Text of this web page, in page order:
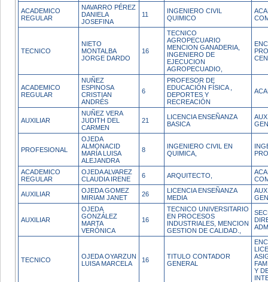
ACADEMICO
REGULAR
NAVARRO PÉREZ
DANIELA
JOSEFINA
11
INGENIERO CIVIL
QUIMICO
TECNICO
NIETO
MONTALBA
JORGE DARDO
16
TECNICO
AGROPECUARIO
MENCION GANADERIA,
INGENIERO DE
EJECUCION
AGROPECUADIO,
ACADEMICO
REGULAR
NUÑEZ
ESPINOSA
CRISTIAN
ANDRÉS
6
PROFESOR DE
EDUCACIÓN FÍSICA ,
DEPORTES Y
RECREACIÓN
AUXILIAR
NUÑEZ VERA
JUDITH DEL
CARMEN
21
LICENCIA ENSEÑANZA
BASICA
PROFESIONAL
OJEDA
ALMONACID
MARÍA LUISA
ALEJANDRA
8
INGENIERO CIVIL EN
QUIMICA,
ACADEMICO
REGULAR
OJEDA ALVAREZ
CLAUDIA IRENE
6 ARQUITECTO,
AUXILIAR
OJEDA GOMEZ
MIRIAM JANET
26
LICENCIA ENSEÑANZA
MEDIA
AUXILIAR
OJEDA
GONZÁLEZ
MARTA
VERÓNICA
16
TECNICO UNIVERSITARIO
EN PROCESOS
INDUSTRIALES, MENCION
GESTION DE CALIDAD.,
TECNICO
OJEDA OYARZUN
LUISA MARCELA
16
TITULO CONTADOR
GENERAL
Y